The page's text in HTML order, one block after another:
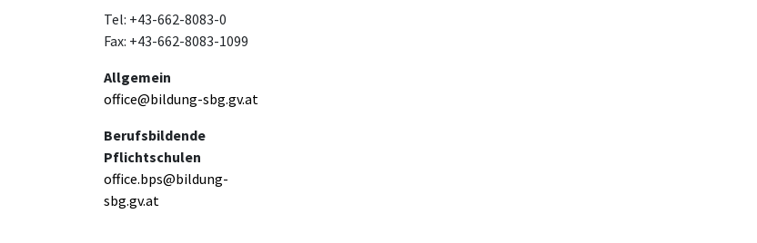
Tel: +43-662-8083-0
Fax: +43-662-8083-1099
Allgemein
office@bildung-sbg.gv.at
Berufsbildende
Pflichtschulen
office.bps@bildung-
sbg.gv.at